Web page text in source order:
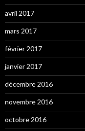
avril 2017
mars 2017
février 2017
janvier 2017
décembre 2016
novembre 2016
octobre 2016